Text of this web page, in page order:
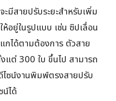
มีสายปรับระยะสำหรับเพิ่ม
ห้อยู่ในรูปแบบ เช่น ซิปเลื่อน
ได้ตามต้องการ ตัวสาย
ต่ 300 ใบ ขึ้นไป สามารถ
ไซน์งานพิมพ์ตรงสายปรับ
ได้